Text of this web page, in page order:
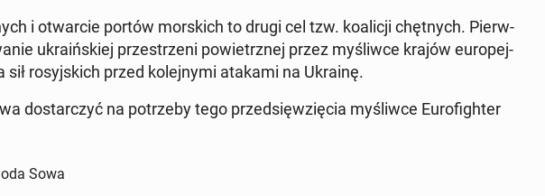
i otwar­cie portów mor­skich to drugi cel tzw. ko­ali­cji chęt­nych. Pierw­
ukra­iń­skiej prze­strze­ni po­wietrz­nej przez my­śliw­ce krajów eu­ro­pej­
sił ro­syj­skich przed ko­lej­ny­mi atakami na Ukrainę.
do­star­czyć na po­trze­by tego przed­się­wzię­cia my­śliw­ce Eu­ro­fi­gh­ter
Sowa